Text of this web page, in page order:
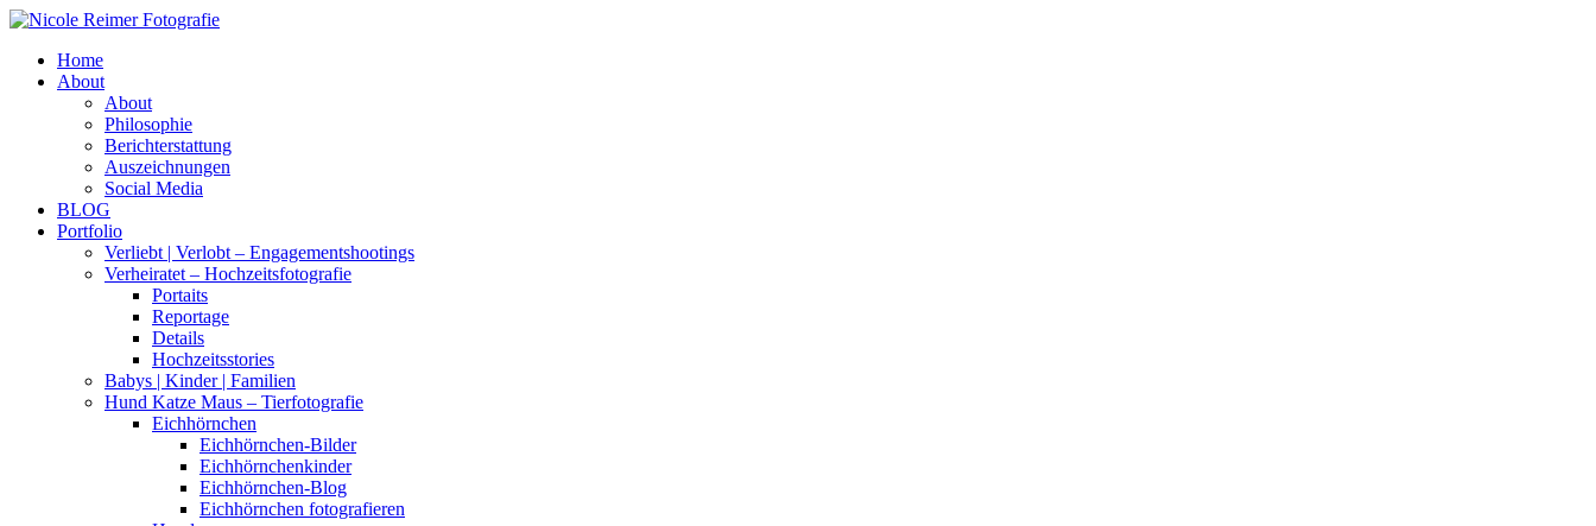
Home
About
About
Philosophie
Berichterstattung
Auszeichnungen
Social Media
BLOG
Portfolio
Verliebt | Verlobt – Engagementshootings
Verheiratet – Hochzeitsfotografie
Portaits
Reportage
Details
Hochzeitsstories
Babys | Kinder | Familien
Hund Katze Maus – Tierfotografie
Eichhörnchen
Eichhörnchen-Bilder
Eichhörnchenkinder
Eichhörnchen-Blog
Eichhörnchen fotografieren